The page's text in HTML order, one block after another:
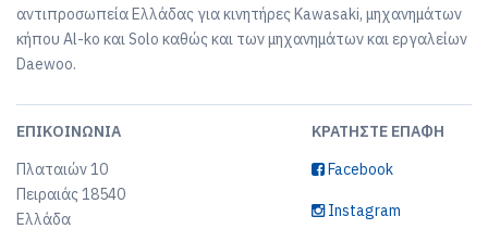
αντιπροσωπεία Ελλάδας για κινητήρες Kawasaki, μηχανημάτων
κήπου Al-ko και Solo καθώς και των μηχανημάτων και εργαλείων
Daewoo.
ΕΠΙΚΟΙΝΩΝΊΑ
Πλαταιών 10
Πειραιάς 18540
Ελλάδα
ΚΡΑΤΉΣΤΕ ΕΠΑΦΉ
Facebook
Instagram